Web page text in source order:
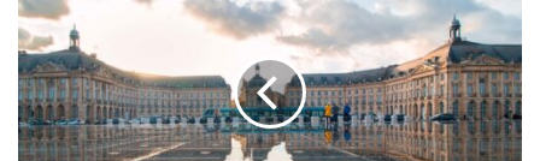
absente
du
Top
10
des
meilleures